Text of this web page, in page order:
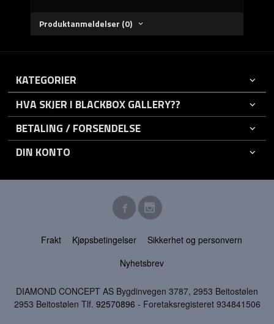
Produktanmeldelser (0)
KATEGORIER
HVA SKJER I BLACKBOX GALLERY??
BETALING / FORSENDELSE
DIN KONTO
Frakt Kjøpsbetingelser
Sikkerhet og personvern
Nyhetsbrev
DIAMOND CONCEPT AS Bygdinvegen 3787, 2953 Beitostølen
2953 Beitostølen Tlf. 92570896 - Foretaksregisteret 934841506